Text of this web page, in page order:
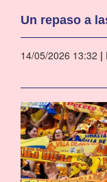
Un repaso a
14/05/2026 13:32 |